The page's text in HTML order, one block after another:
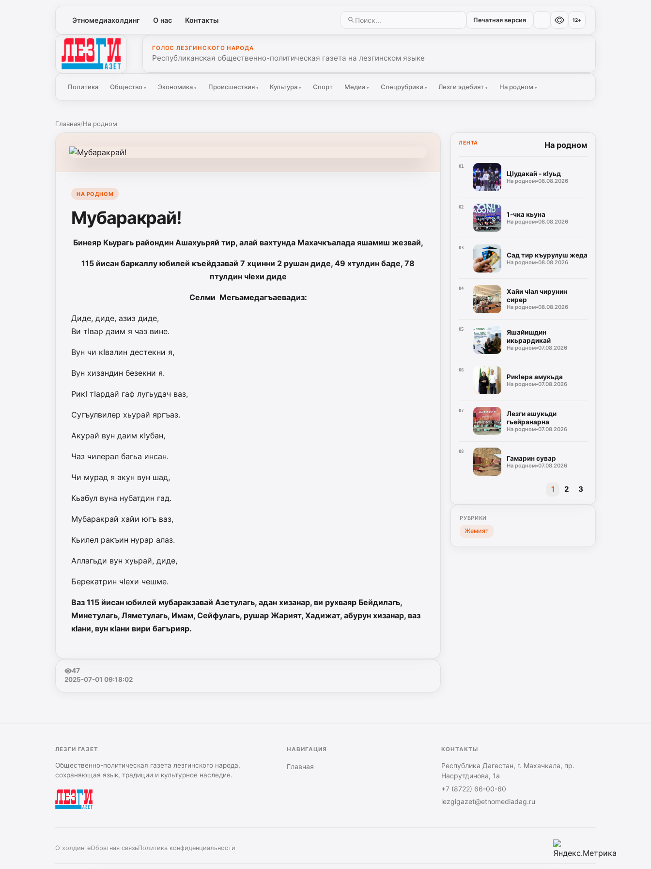
Этномедиахолдинг О нас Контакты Печатная версия 12+
Лезги Газет
ГОЛОС ЛЕЗГИНСКОГО НАРОДА
Республиканская общественно-политическая газета на лезгинском языке
Политика Общество▾ Экономика ▾ Происшествия ▾ Культура▾ Спорт Медиа ▾ Спецрубрики ▾ Лезги эдебият▾ На родном▾
Главная/На родном
НА РОДНОМ
Мубаракрай!
Бинеяр Кьурагь райондин Ашахуьряй тир, алай вахтунда Махачкъалада яшамиш жезвай,
115 йисан баркаллу юбилей къейдзавай 7 хцинни 2 рушан диде, 49 хтулдин баде, 78
птулдин чIехи диде
Селми Мегьамедагъаевадиз:
Диде, диде, азиз диде,
Ви тIвар даим я чаз вине.
Вун чи кIвалин дестекни я,
Вун хизандин безекни я.
РикI тIардай гаф лугьудач ваз,
Сугъулвилер хьурай яргъаз.
Акурай вун даим кIубан,
Чаз чилерал багьа инсан.
Чи мурад я акун вун шад,
Кьабул вуна нубатдин гад.
Мубаракрай хайи югъ ваз,
Кьилел ракъин нурар алаз.
Аллагьди вун хуьрай, диде,
Берекатрин чIехи чешме.
Ваз 115 йисан юбилей мубаракзавай Азетулагь, адан хизанар, ви рухваяр Бейдилагь,
Минетулагь, Ляметулагь, Имам, Сейфулагь, рушар Жарият, Хадижат, абурун хизанар, ваз
кIани, вун кIани вири багърияр.
47
2025-07-01 09:18:02
ЛЕНТА На родном
01
ЦIудакай - кIуьд
На родном•08.08.2026
02
1-чка кьуна
На родном•08.08.2026
03
Сад тир къурулуш жеда
На родном•08.08.2026
04
Хайи чIал чирунин
сирер
На родном•08.08.2026
05
Яшайишдин
икьрардикай
На родном•07.08.2026
06
РикIера амукьда
На родном•07.08.2026
07
Лезги ашукьди
гьейранарна
На родном•07.08.2026
08
Гамарин сувар
На родном•07.08.2026
1 2 3
РУБРИКИ
Жемият
ЛЕЗГИ ГАЗЕТ
Общественно-политическая газета лезгинского народа,
сохраняющая язык, традиции и культурное наследие.
НАВИГАЦИЯ
Главная
КОНТАКТЫ
Республика Дагестан, г. Махачкала, пр.
Насрутдинова, 1а
+7 (8722) 66-00-60
lezgigazet@etnomediadag.ru
О холдингеОбратная связьПолитика конфиденциальности